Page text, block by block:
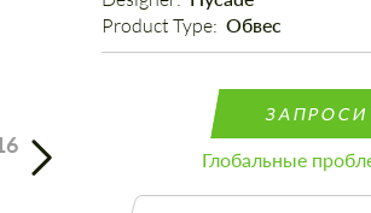
Product Type: Обвес
Глобальные